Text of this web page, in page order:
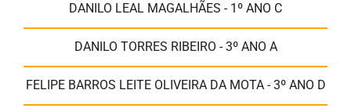
DANILO LEAL MAGALHÃES - 1º ANO C
DANILO TORRES RIBEIRO - 3º ANO A
FELIPE BARROS LEITE OLIVEIRA DA MOTA - 3º ANO D